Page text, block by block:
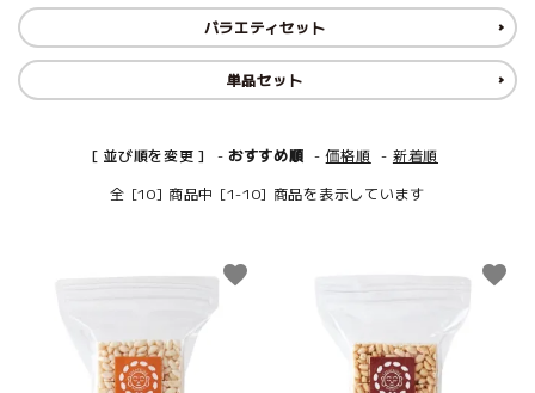
バラエティセット
単品セット
[ 並び順を変更 ] -おすすめ順 -価格順 - 新着順
全 [10] 商品中 [1-10] 商品を表示しています
favorite favorite